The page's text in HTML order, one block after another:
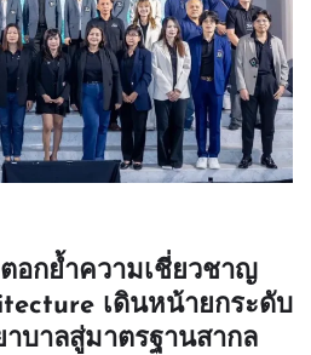
อกย้ำความเชี่ยวชาญ
เดินหน้ายกระดับ
บาลสู่มาตรฐานสากล